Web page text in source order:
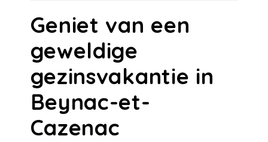
Geniet van een
geweldige
gezinsvakantie in
Beynac-et-
Cazenac